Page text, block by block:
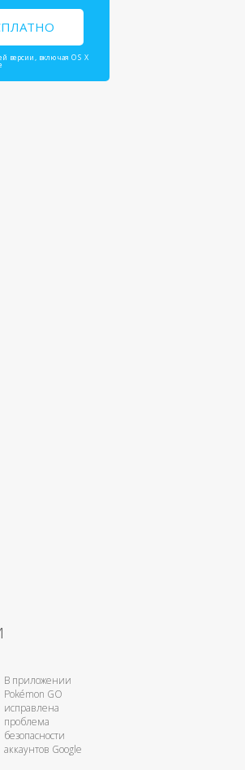
версии, включая OS X
В приложении
Pokémon GO
исправлена
проблема
безопасности
аккаунтов Google